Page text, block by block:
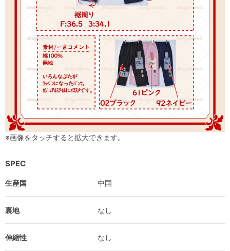
※画像をタッチすると拡大できます。
SPEC
生産国 中国
裏地 なし
伸縮性 なし